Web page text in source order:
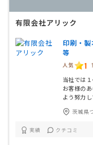
有限会社アリック
印刷・
等
人気 1
当社では
お客様の
よう努力し
茨城県
実績 クチコミ